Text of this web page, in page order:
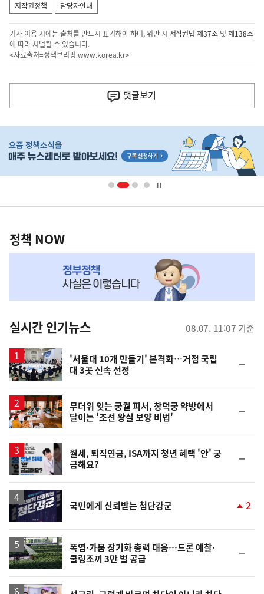
저작권정책
담당자안내
기사 이용 시에는 출처를 반드시 표기해야 하며, 위반 시 저작권법 제37조 및제138조
에 따라 처벌될 수 있습니다.
<자료출처=정책브리핑 www.korea.kr>
다
음
기
댓글보기
단
배
영
책
NOW,
뉴
스
정책 NOW
실시간 인기뉴스 08.07. 11:07 기준
'서울대 10개 만들기' 본격화…거점 국립
대 3곳 신속 선정
일
무더위 잊는 궁궐 피서, 창덕궁 약방에서
달이는 '조선 왕실 보양 비법'
일
월세, 퇴직연금, ISA까지 청년 혜택 '안' 궁
금해요?
일
국민에게 신뢰받는 첨단강군 2
폭염·가뭄 장기화 총력 대응…드론 예찰·
쿨링조끼 3만 벌 공급
일
영